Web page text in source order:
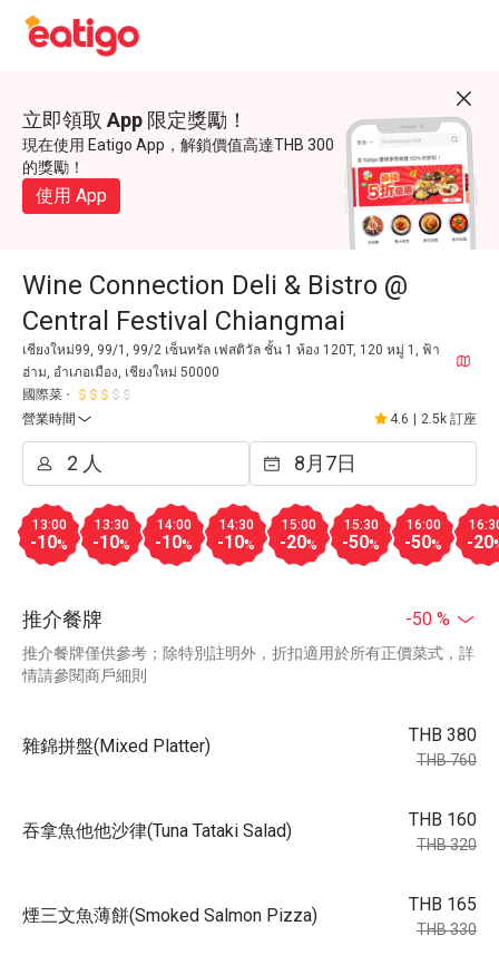
立即領取 App 限定獎勵！
現在使用 Eatigo App，解鎖價值高達THB 300
的獎勵！
使用 App
Wine Connection Deli & Bistro @
Central Festival Chiangmai
เชียงใหม่99, 99/1, 99/2 เซ็นทรัล เฟสติวัล ชั้น 1 ห้อง 120T, 120 หมู่ 1, ฟ้า
ฮ่าม, อำเภอเมือง, เชียงใหม่ 50000
國際菜
營業時間
4.6 2.5k 訂座
13:00
-10%
13:30
-10%
14:00
-10%
14:30
-10%
15:00
-20%
15:30
-50%
16:00
-50% -20
推介餐牌 -50 %
推介餐牌僅供參考；除特別註明外，折扣適用於所有正價菜式，詳
情請參閱商戶細則
雜錦拼盤(Mixed Platter)
THB 380
THB 760
吞拿魚他他沙律(Tuna Tataki Salad)
THB 160
THB 320
煙三文魚薄餅(Smoked Salmon Pizza)
THB 165
THB 330